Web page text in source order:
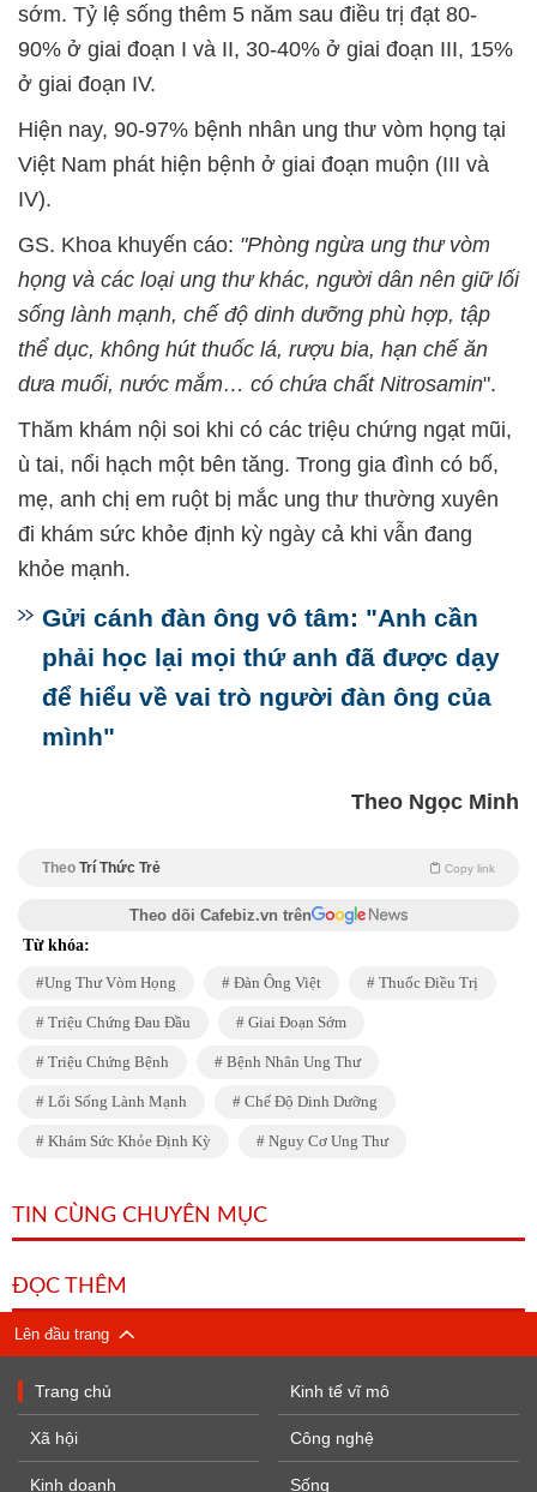
sớm. Tỷ lệ sống thêm 5 năm sau điều trị đạt 80-
90% ở giai đoạn I và II, 30-40% ở giai đoạn III, 15%
ở giai đoạn IV.
Hiện nay, 90-97% bệnh nhân ung thư vòm họng tại
Việt Nam phát hiện bệnh ở giai đoạn muộn (III và
IV).
GS. Khoa khuyến cáo: "Phòng ngừa ung thư vòm
họng và các loại ung thư khác, người dân nên giữ lối
sống lành mạnh, chế độ dinh dưỡng phù hợp, tập
thể dục, không hút thuốc lá, rượu bia, hạn chế ăn
dưa muối, nước mắm… có chứa chất Nitrosamin".
Thăm khám nội soi khi có các triệu chứng ngạt mũi,
ù tai, nổi hạch một bên tăng. Trong gia đình có bố,
mẹ, anh chị em ruột bị mắc ung thư thường xuyên
đi khám sức khỏe định kỳ ngày cả khi vẫn đang
khỏe mạnh.
Gửi cánh đàn ông vô tâm: "Anh cần
phải học lại mọi thứ anh đã được dạy
để hiểu về vai trò người đàn ông của
mình"
Theo Ngọc Minh
Theo Trí Thức Trẻ Copy link
Theo dõi Cafebiz.vn trên
Từ khóa:
Ung Thư Vòm Họng Đàn Ông Việt Thuốc Điều Trị
Triệu Chứng Đau Đầu Giai Đoạn Sớm
Triệu Chứng Bệnh Bệnh Nhân Ung Thư
Lối Sống Lành Mạnh Chế Độ Dinh Dưỡng
Khám Sức Khỏe Định Kỳ Nguy Cơ Ung Thư
TIN CÙNG CHUYÊN MỤC
ĐỌC THÊM
Lên đầu trang
Trang chủ
Xã hội
Kinh doanh
Kinh tế vĩ mô
Công nghệ
Sống